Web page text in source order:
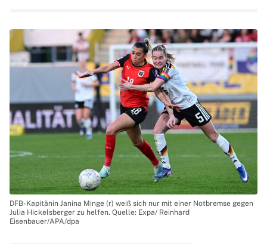
DFB-Kapitänin Janina Minge (r) weiß sich nur mit einer Notbremse gegen
Julia Hickelsberger zu helfen. Quelle: Expa/ Reinhard
Eisenbauer/APA/dpa